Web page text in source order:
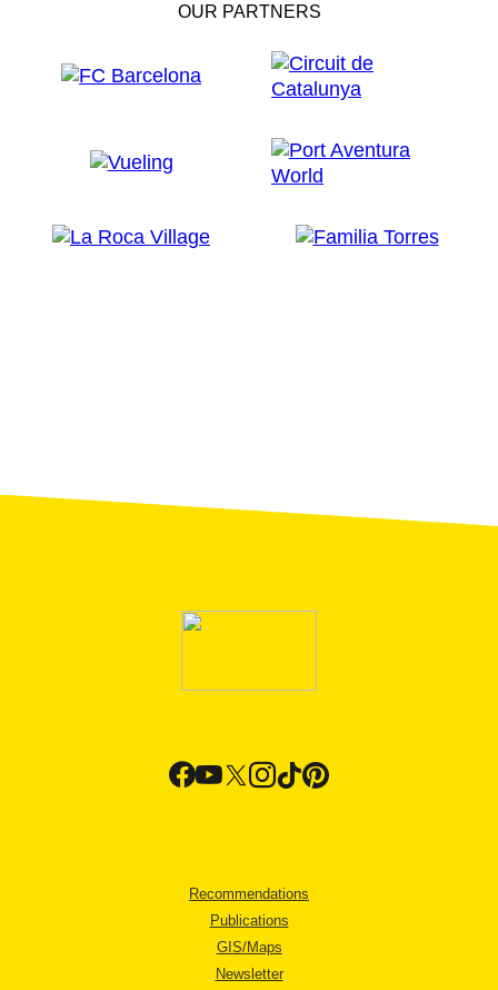
OUR PARTNERS
Recommendations
Publications
GIS/Maps
Newsletter